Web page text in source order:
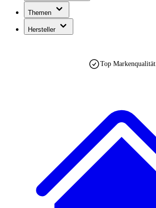
Themen
Hersteller
Top Markenqualität